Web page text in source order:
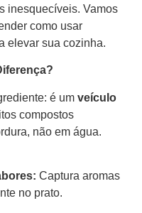
inesquecíveis. Vamos
como usar
elevar sua cozinha.
é um veículo
compostos
não em água.
Captura aromas
no prato.